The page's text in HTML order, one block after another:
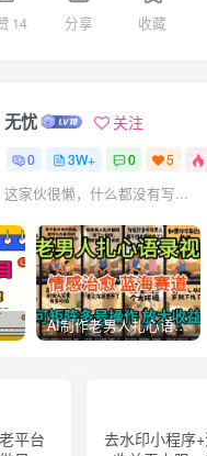
14 分享 收藏
无忧 关注
0 3W+ 0 5
这家伙很懒，什么都没有写...
游戏高利润项目，日收益1k+，全自动，无需值守，解放双手，小白轻松上手【揭秘】 AI制作老男人扎心语录，5分钟一条，操作简单，流量非常大，保姆级教程
平台
去水印小程序+